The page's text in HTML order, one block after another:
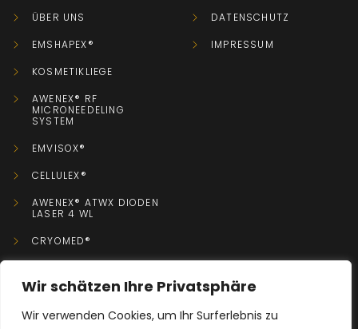
Wir schätzen Ihre Privatsphäre
Wir verwenden Cookies, um Ihr Surferlebnis zu
ÜBER UNS
EMSHAPEX®
KOSMETIKLIEGE
AWENEX® RF
MICRONEEDELING
SYSTEM
EMVISOX®
CELLULEX®
AWENEX® ATWX DIODEN
LASER 4 WL
CRYOMED®
DATENSCHUTZ
IMPRESSUM
KONTAKT